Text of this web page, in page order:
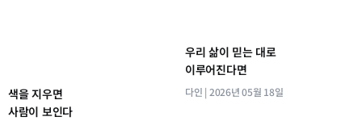
색을 지우면
사람이 보인다
우리 삶이 믿는 대로
이루어진다면
다인 2026년 05월 18일